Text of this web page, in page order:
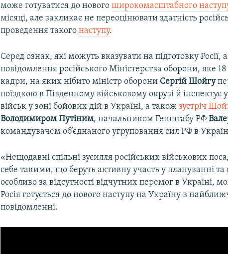
може готуватися до новогоширокомасштабного
місяці, але закликає не переоцінювати здатність
проведення такогонаступу.
Серед ознак, які можуть вказувати на підготовку Росії,
повідомлення російського Міністерства оборони, яке
кадри, на яких нібито міністр оборони Сергій Шойгу
поїздкою в Південному військовому окрузі й інспектує
військ у зоні бойових дій в Україні, а такожзустріч
Володимиром Путіним, начальником Генштабу РФ
командувачем об’єднаного угруповання сил РФ в
«Нещодавні спільні зусилля російських військових
себе такими, що беруть активну участь у плануванні та
особливо за відсутності відчутних перемог в Україні,
Росія готується до нового наступу на Україну в
повідомленні.